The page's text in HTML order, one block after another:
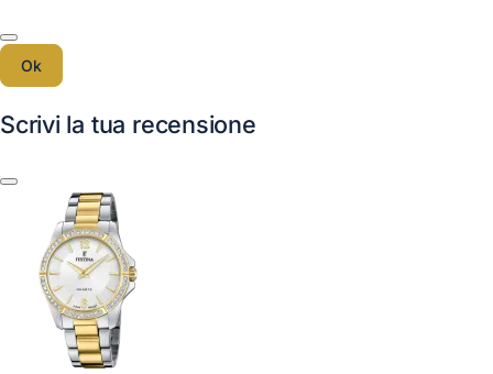
Ok
Scrivi la tua recensione